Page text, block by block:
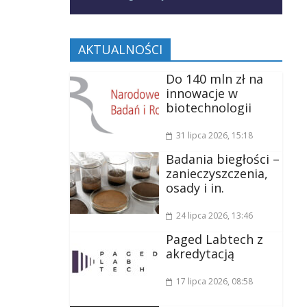
AKTUALNOŚCI
Do 140 mln zł na
innowacje w
biotechnologii
31 lipca 2026, 15:18
Badania biegłości –
zanieczyszczenia,
osady i in.
24 lipca 2026, 13:46
Paged Labtech z
akredytacją
17 lipca 2026, 08:58